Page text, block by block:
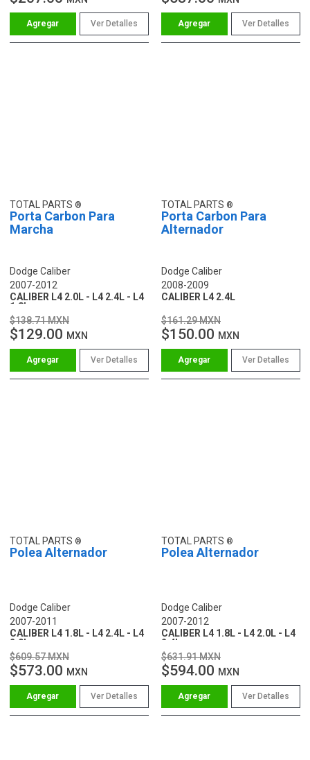
Ver Detalles Ver Detalles
TOTAL PARTS
Porta Carbon Para
Marcha
Dodge Caliber
2007-2012
CALIBER L4 2.0L - L4 2.4L - L4
1.8L
$138.71 MXN
$129.00 MXN
Ver Detalles
TOTAL PARTS
Porta Carbon Para
Alternador
Dodge Caliber
2008-2009
CALIBER L4 2.4L
$161.29 MXN
$150.00 MXN
Ver Detalles
TOTAL PARTS
Polea Alternador
Dodge Caliber
2007-2011
CALIBER L4 1.8L - L4 2.4L - L4
2.0L
$609.57 MXN
$573.00 MXN
Ver Detalles
TOTAL PARTS
Polea Alternador
Dodge Caliber
2007-2012
CALIBER L4 1.8L - L4 2.0L - L4
2.4L
$631.91 MXN
$594.00 MXN
Ver Detalles